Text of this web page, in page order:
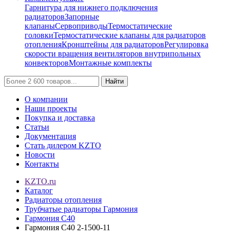
Гарнитура для нижнего подключения
радиаторовЗапорные
клапаныСервоприводыТермостатические
головкиТермостатические клапаны для радиаторов
отопленияКронштейны для радиаторовРегулировка
скорости вращения вентиляторов внутрипольных
конвекторовМонтажные комплекты
Найти
О компании
Наши проекты
Покупка и доставка
Статьи
Документация
Стать дилером KZTO
Новости
Контакты
KZTO.ru
Каталог
Радиаторы отопления
Трубчатые радиаторы Гармония
Гармония С40
Гармония С40 2-1500-11